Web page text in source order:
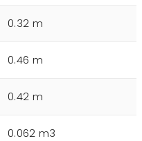
0.32 m
0.46 m
0.42 m
0.062 m3